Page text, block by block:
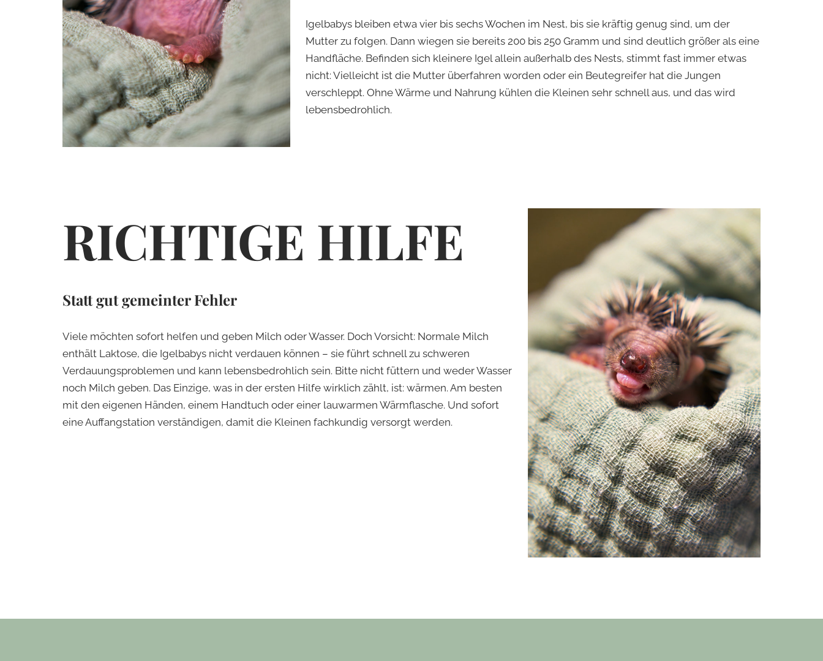
Igelbabys bleiben etwa vier bis sechs Wochen im Nest, bis sie kräftig genug sind, um der
Mutter zu folgen. Dann wiegen sie bereits 200 bis 250 Gramm und sind deutlich größer als eine
Handfläche. Befinden sich kleinere Igel allein außerhalb des Nests, stimmt fast immer etwas
nicht: Vielleicht ist die Mutter überfahren worden oder ein Beutegreifer hat die Jungen
verschleppt. Ohne Wärme und Nahrung kühlen die Kleinen sehr schnell aus, und das wird
lebensbedrohlich.
RICH­TIGE HILFE
Statt gut gemein­ter Fehler
Viele möchten sofort helfen und geben Milch oder Wasser. Doch Vorsicht: Normale Milch
enthält Laktose, die Igelbabys nicht verdauen können – sie führt schnell zu schweren
Verdauungsproblemen und kann lebensbedrohlich sein. Bitte nicht füttern und weder Wasser
noch Milch geben. Das Einzige, was in der ersten Hilfe wirklich zählt, ist: wärmen. Am besten
mit den eigenen Händen, einem Handtuch oder einer lauwarmen Wärmflasche. Und sofort
eine Auffangstation verständigen, damit die Kleinen fachkundig versorgt werden.